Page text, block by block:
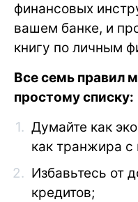
финансовых
вашем банке, и
книгу по личным
Все семь правил
простому списку:
Думайте как
как транжира
Избавьтесь от
кредитов;